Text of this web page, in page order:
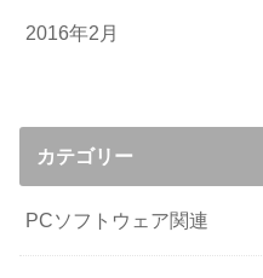
2016年2月
カテゴリー
PCソフトウェア関連